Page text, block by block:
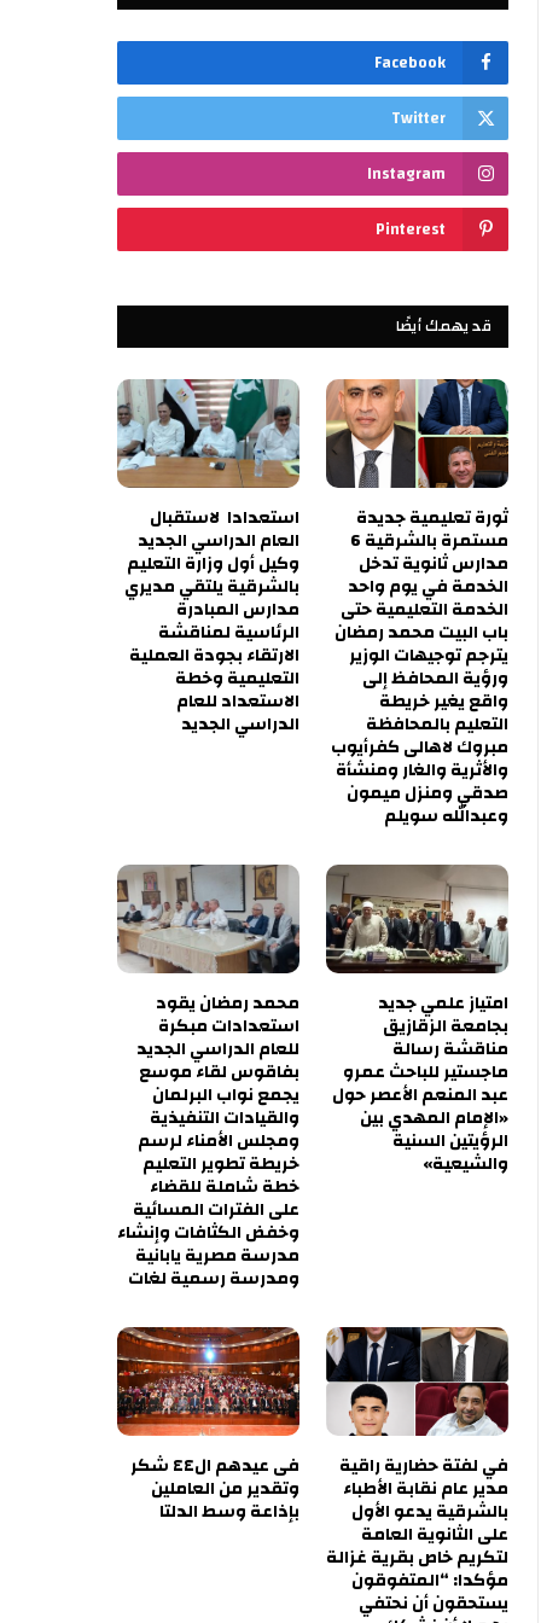
Facebook
Twitter
Instagram
Pinterest
قد يهمك أيضًا
ثورة تعليمية جديدة
مستمرة بالشرقية 6
مدارس ثانوية تدخل
الخدمة في يوم واحد
الخدمة التعليمية حتى
باب البيت محمد رمضان
يترجم توجيهات الوزير
ورؤية المحافظ إلى
واقع يغير خريطة
التعليم بالمحافظة
مبروك لاهالى كفرأيوب
والأثرية والغار ومنشأة
صدقي ومنزل ميمون
وعبدالله سويلم
استعدادا لاستقبال
العام الدراسي الجديد
وكيل أول وزارة التعليم
بالشرقية يلتقي مديري
مدارس المبادرة
الرئاسية لمناقشة
الارتقاء بجودة العملية
التعليمية وخطة
الاستعداد للعام
الدراسي الجديد
امتياز علمي جديد
بجامعة الزقازيق
مناقشة رسالة
ماجستير للباحث عمرو
عبد المنعم الأعصر حول
«الإمام المهدي بين
الرؤيتين السنية
والشيعية»
محمد رمضان يقود
استعدادات مبكرة
للعام الدراسي الجديد
بفاقوس لقاء موسع
يجمع نواب البرلمان
والقيادات التنفيذية
ومجلس الأمناء لرسم
خريطة تطوير التعليم
خطة شاملة للقضاء
على الفترات المسائية
وخفض الكثافات وإنشاء
مدرسة مصرية يابانية
ومدرسة رسمية لغات
في لفتة حضارية راقية
مدير عام نقابة الأطباء
بالشرقية يدعو الأول
على الثانوية العامة
لتكريم خاص بقرية غزالة
مؤكدا: “المتفوقون
يستحقون أن نحتفي
فى عيدهم ال٤٤ شكر
وتقدير من العاملين
بإذاعة وسط الدلتا